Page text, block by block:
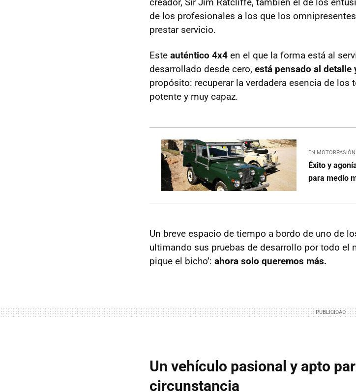
de los profesionales a los que los
prestar servicio.
Este auténtico 4x4 en el que la forma está al
desarrollado desde cero, está pensado al detalle
propósito: recuperar la verdadera esencia de los
potente y muy capaz.
EN MOTORPASIÓN
Éxito y
para medio
Un breve espacio de tiempo a bordo de uno de
ultimando sus pruebas de desarrollo por todo el
pique el bicho’: ahora solo queremos más.
Un vehículo pasional y apto
circunstancia